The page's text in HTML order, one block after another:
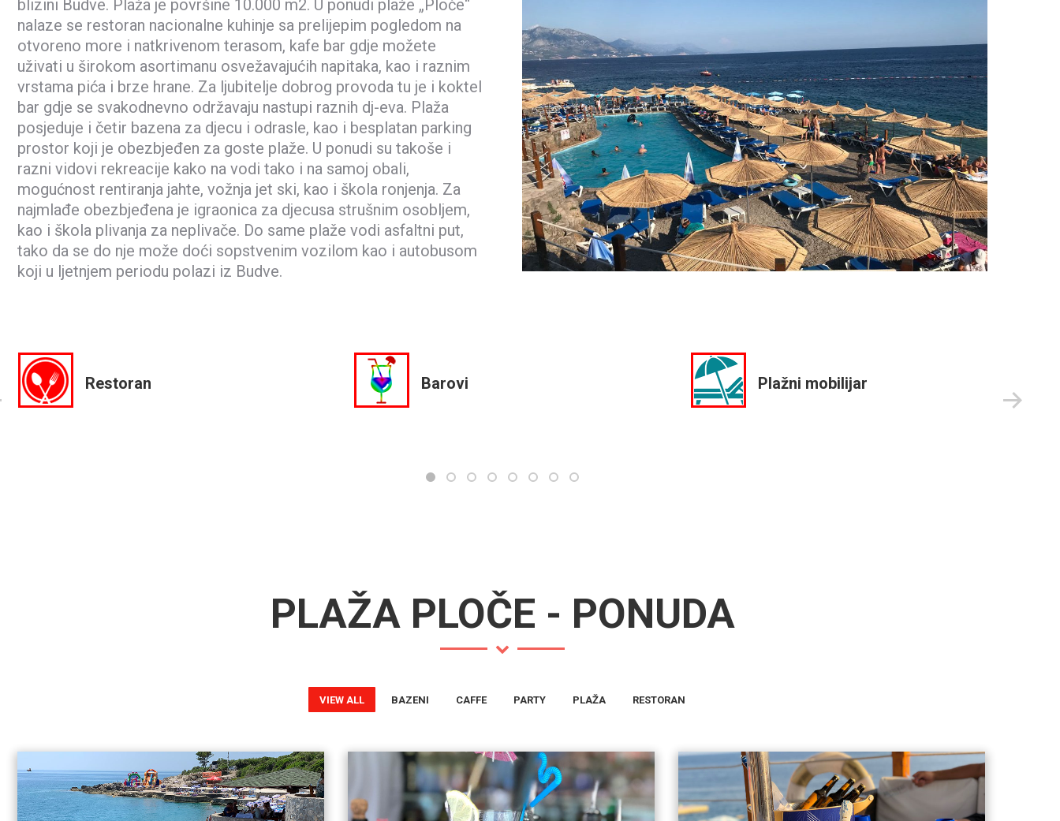
blizini Budve. Plaža je površine 10.000 m2. U ponudi plaže „Ploče“
nalaze se restoran nacionalne kuhinje sa prelijepim pogledom na
otvoreno more i natkrivenom terasom, kafe bar gdje možete
uživati u širokom asortimanu osvežavajućih napitaka, kao i raznim
vrstama pića i brze hrane. Za ljubitelje dobrog provoda tu je i koktel
bar gdje se svakodnevno održavaju nastupi raznih dj-eva. Plaža
posjeduje i četir bazena za djecu i odrasle, kao i besplatan parking
prostor koji je obezbjeđen za goste plaže. U ponudi su takoše i
razni vidovi rekreacije kako na vodi tako i na samoj obali,
mogućnost rentiranja jahte, vožnja jet ski, kao i škola ronjenja. Za
najmlađe obezbjeđena je igraonica za djecusa strušnim osobljem,
kao i škola plivanja za neplivače. Do same plaže vodi asfaltni put,
tako da se do nje može doći sopstvenim vozilom kao i autobusom
koji u ljetnjem periodu polazi iz Budve.
Restoran Barovi Plažni mobilijar
PLAŽA PLOČE - PONUDA
VIEW ALL BAZENI CAFFE PARTY PLAŽA RESTORAN